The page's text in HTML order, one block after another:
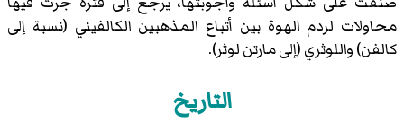
محاولات لردم الهوة بين أتباع المذهبين الكالفيني (نسبة إلى
كالفن) واللوثري (إلى مارتن لوثر).
التاريخ